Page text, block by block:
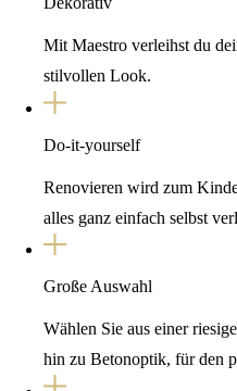
Mit Maestro verleihst du
stilvollen Look.
Do-it-yourself
Renovieren wird zum
alles ganz einfach selbst
Große Auswahl
Wählen Sie aus einer
hin zu Betonoptik, für den